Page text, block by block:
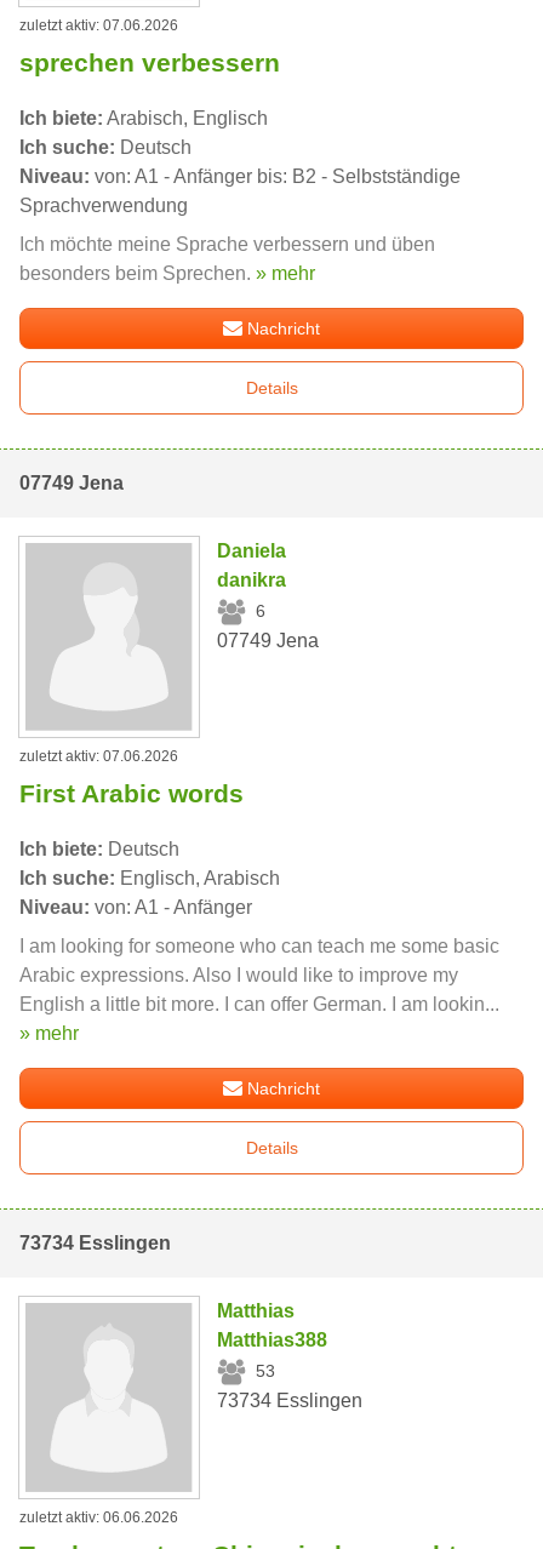
zuletzt aktiv: 07.06.2026
sprechen verbessern
Ich biete: Arabisch, Englisch
Ich suche: Deutsch
Niveau: von: A1 - Anfänger bis: B2 - Selbstständige
Sprachverwendung
Ich möchte meine Sprache verbessern und üben
besonders beim Sprechen. » mehr
Nachricht
Details
07749 Jena
Daniela
danikra
6
07749 Jena
zuletzt aktiv: 07.06.2026
First Arabic words
Ich biete: Deutsch
Ich suche: Englisch, Arabisch
Niveau: von: A1 - Anfänger
I am looking for someone who can teach me some basic
Arabic expressions. Also I would like to improve my
English a little bit more. I can offer German. I am lookin...
» mehr
Nachricht
Details
73734 Esslingen
Matthias
Matthias388
53
73734 Esslingen
zuletzt aktiv: 06.06.2026